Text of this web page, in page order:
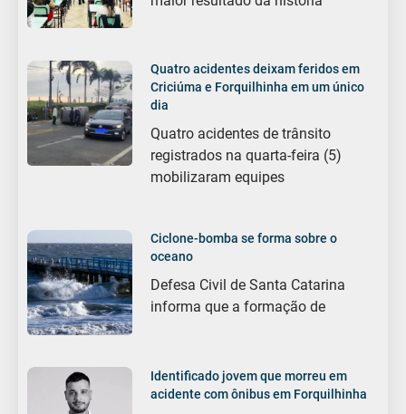
Quatro acidentes deixam feridos em
Criciúma e Forquilhinha em um único
dia
Quatro acidentes de trânsito
registrados na quarta-feira (5)
mobilizaram equipes
Ciclone-bomba se forma sobre o
oceano
Defesa Civil de Santa Catarina
informa que a formação de
Identificado jovem que morreu em
acidente com ônibus em Forquilhinha